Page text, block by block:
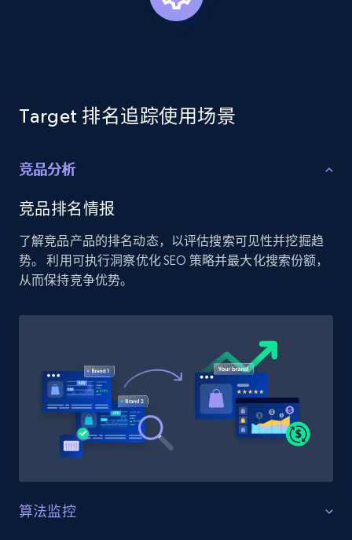
Amazon products global dataset - Collects
Title, Seller name, Brand, Description, Initial
more.
2.1K+ 375+ 立即开始
Title, Seller name, Brand, Description, Initial
price, Currency, Availability, Reviews count, and
more.
2.1K+
Target 排名追踪使用场景
竞品分析
竞品排名情报
了解竞品产品的排名动态，以评估搜索可见性并挖掘趋
势。 利用可执行洞察优化 SEO 策略并最大化搜索份额，
从而保持竞争优势。
算法监控